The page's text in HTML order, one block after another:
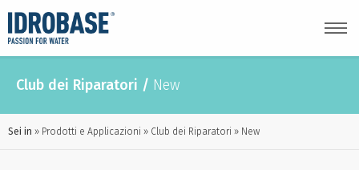
Club dei Riparatori / New
Sei in Prodotti e Applicazioni Club dei Riparatori New